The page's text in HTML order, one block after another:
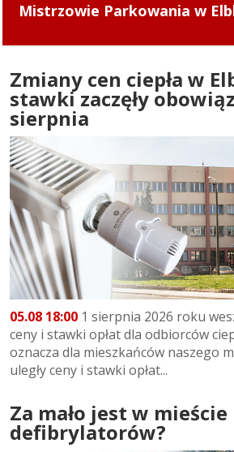
Kolejny nietrzeźwy
Zmiany cen ciepła w
stawki zaczęły
sierpnia
05.08 18:00 1 sierpnia 2026 roku
ceny i stawki opłat dla odbiorców
oznacza dla mieszkańców naszego
uległy ceny i stawki opłat...
Za mało jest w mieście
defibrylatorów?